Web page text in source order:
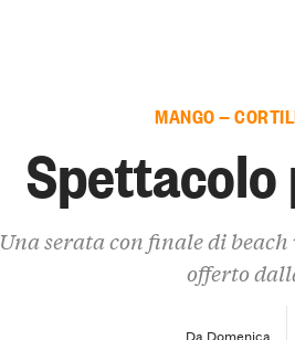
MANGO —
Una serata con finale di
offerto
Da Domenica